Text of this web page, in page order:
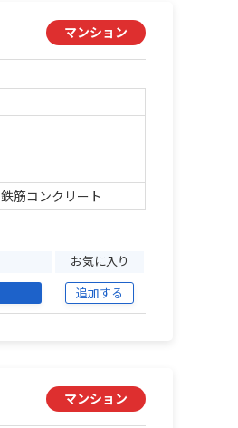
マンション
鉄筋コンクリート
お気に入り
追加する
マンション